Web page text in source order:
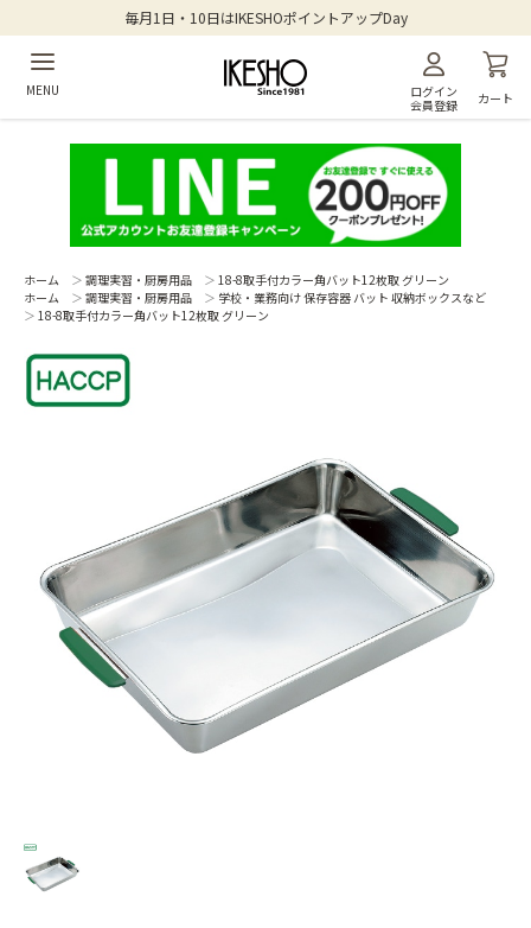
毎月1日・10日はIKESHOポイントアップDay
MENU
ログイン
会員登録
カート
ホーム ＞ 調理実習・厨房用品 ＞ 18-8取手付カラー角バット12枚取 グリーン
ホーム
＞ 調理実習・厨房用品 ＞ 学校・業務向け 保存容器 バット 収納ボックスなど
＞ 18-8取手付カラー角バット12枚取 グリーン